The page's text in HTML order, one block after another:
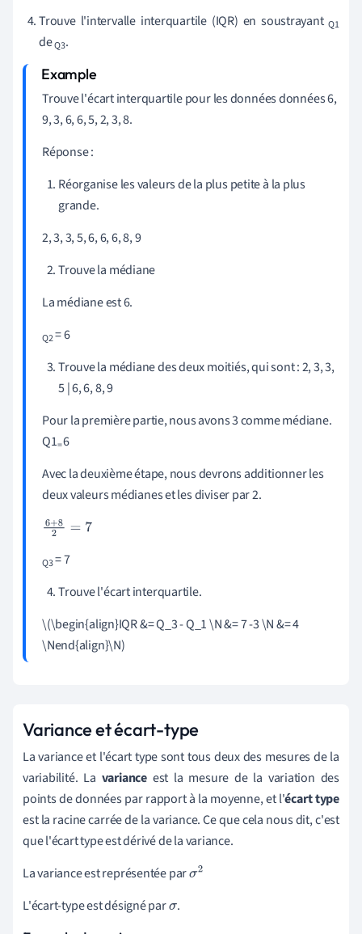
Trouve l'intervalle interquartile (IQR) en soustrayantQ1
deQ3.
Trouve l'écart interquartile pour les données données 6,
9, 3, 6, 6, 5, 2, 3, 8.
Réponse :
Réorganise les valeurs de la plus petite à la plus
grande.
2, 3, 3, 5, 6, 6, 6, 8, 9
Trouve la médiane
La médiane est 6.
Q2= 6
Trouve la médiane des deux moitiés, qui sont : 2, 3, 3,
5 | 6, 6, 8, 9
Pour la première partie, nous avons 3 comme médiane.
Q1=6
Avec la deuxième étape, nous devrons additionner les
deux valeurs médianes et les diviser par 2.
6+82 =7
Q3= 7
Trouve l'écart interquartile.
\(\begin{align}IQR &= Q_3 - Q_1 \N &= 7 -3 \N &= 4
\Nend{align}\N)
Variance et écart-type
La variance et l'écart type sont tous deux des mesures de la
variabilité. La variance est la mesure de la variation des
points de données par rapport à la moyenne, et l'écart type
est la racine carrée de la variance. Ce que cela nous dit, c'est
que l'écart type est dérivé de la variance.
La variance est représentée parσ2
L'écart-type est désigné parσ.